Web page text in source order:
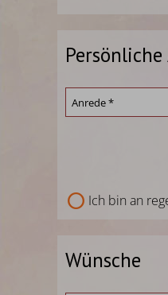
Ich bin an
Wünsche